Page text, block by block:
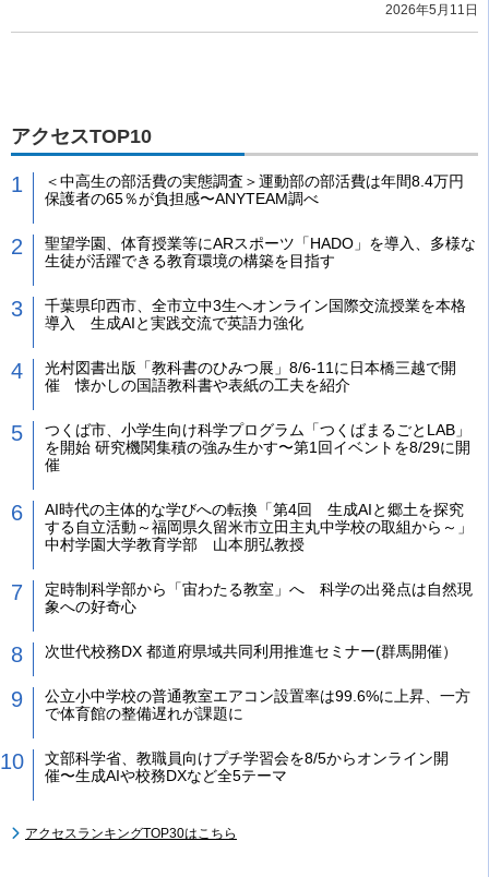
2026年5月11日
アクセスTOP10
＜中高生の部活費の実態調査＞運動部の部活費は年間8.4万円
保護者の65％が負担感〜ANYTEAM調べ
聖望学園、体育授業等にARスポーツ「HADO」を導入、多様な
生徒が活躍できる教育環境の構築を目指す
千葉県印西市、全市立中3生へオンライン国際交流授業を本格
導入 生成AIと実践交流で英語力強化
光村図書出版「教科書のひみつ展」8/6-11に日本橋三越で開
催 懐かしの国語教科書や表紙の工夫を紹介
つくば市、小学生向け科学プログラム「つくばまるごとLAB」
を開始 研究機関集積の強み生かす〜第1回イベントを8/29に開
催
AI時代の主体的な学びへの転換「第4回 生成AIと郷土を探究
する自立活動～福岡県久留米市立田主丸中学校の取組から～」
中村学園大学教育学部 山本朋弘教授
定時制科学部から「宙わたる教室」へ 科学の出発点は自然現
象への好奇心
次世代校務DX 都道府県域共同利用推進セミナー(群馬開催）
公立小中学校の普通教室エアコン設置率は99.6%に上昇、一方
で体育館の整備遅れが課題に
文部科学省、教職員向けプチ学習会を8/5からオンライン開
催〜生成AIや校務DXなど全5テーマ
アクセスランキングTOP30はこちら